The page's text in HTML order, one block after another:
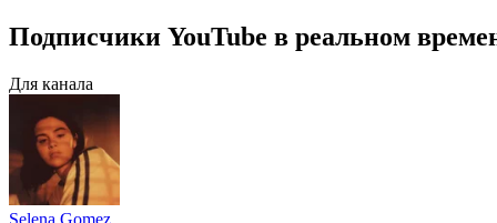
Подписчики YouTube в реальном
Для канала
Selena Gomez